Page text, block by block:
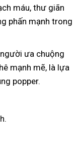
máu, thư giãn
phấn mạnh trong
ưa chuộng
mạnh mẽ, là lựa
popper.